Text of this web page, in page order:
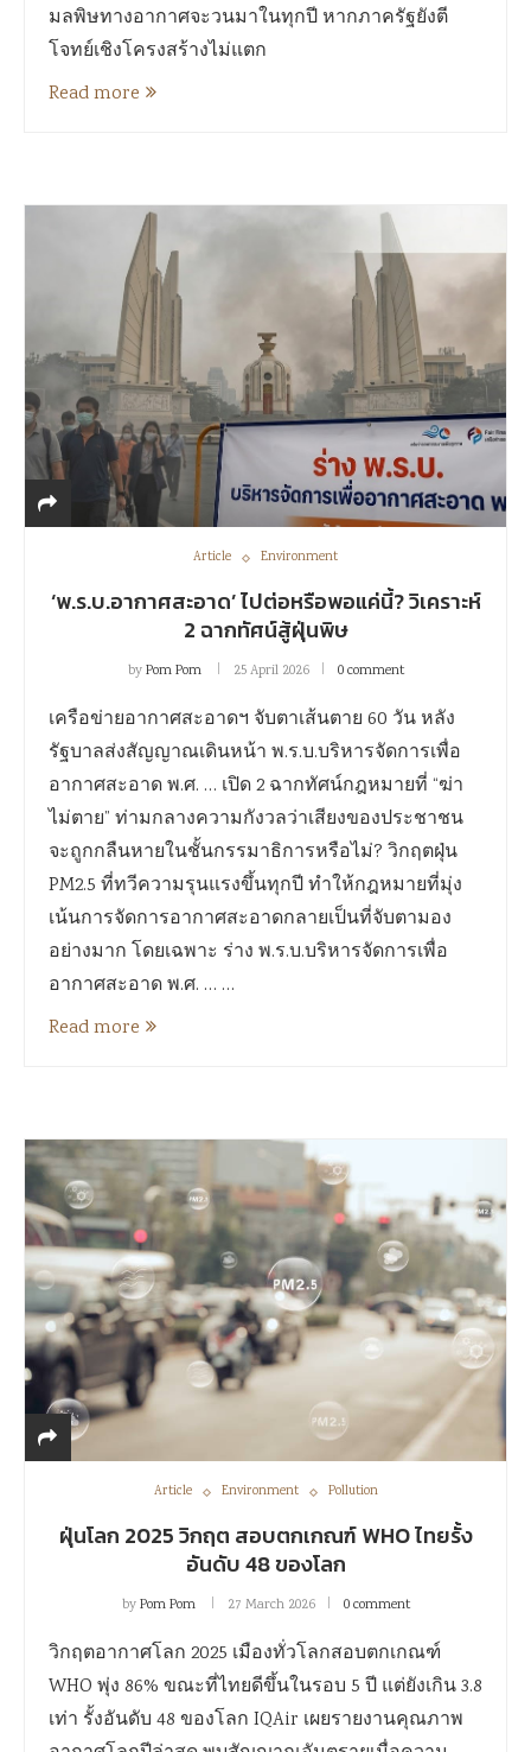
มลพิษทางอากาศจะวนมาในทุกปี หากภาครัฐยังตี
โจทย์เชิงโครงสร้างไม่แตก
Read more
Article Environment
‘พ.ร.บ.อากาศสะอาด’ ไปต่อหรือพอแค่นี้? วิเคราะห์
2 ฉากทัศน์สู้ฝุ่นพิษ
byPom Pom 25 April 2026 0 comment
เครือข่ายอากาศสะอาดฯ จับตาเส้นตาย 60 วัน หลัง
รัฐบาลส่งสัญญาณเดินหน้า พ.ร.บ.บริหารจัดการเพื่อ
อากาศสะอาด พ.ศ. … เปิด 2 ฉากทัศน์กฎหมายที่ “ฆ่า
ไม่ตาย” ท่ามกลางความกังวลว่าเสียงของประชาชน
จะถูกกลืนหายในชั้นกรรมาธิการหรือไม่? วิกฤตฝุ่น
PM2.5 ที่ทวีความรุนแรงขึ้นทุกปี ทำให้กฎหมายที่มุ่ง
เน้นการจัดการอากาศสะอาดกลายเป็นที่จับตามอง
อย่างมาก โดยเฉพาะ ร่าง พ.ร.บ.บริหารจัดการเพื่อ
อากาศสะอาด พ.ศ. … …
Read more
Article Environment Pollution
ฝุ่นโลก 2025 วิกฤต สอบตกเกณฑ์ WHO ไทยรั้ง
อันดับ 48 ของโลก
byPom Pom 27 March 2026 0 comment
วิกฤตอากาศโลก 2025 เมืองทั่วโลกสอบตกเกณฑ์
WHO พุ่ง 86% ขณะที่ไทยดีขึ้นในรอบ 5 ปี แต่ยังเกิน 3.8
เท่า รั้งอันดับ 48 ของโลก IQAir เผยรายงานคุณภาพ